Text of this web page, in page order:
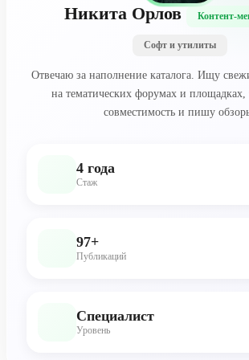
Никита Орлов Контент-
Софт и утилиты
Отвечаю за наполнение каталога. Ищу
на тематических форумах и площадках,
совместимость и пишу
4 года
Стаж
97+
Публикаций
Специалист
Уровень